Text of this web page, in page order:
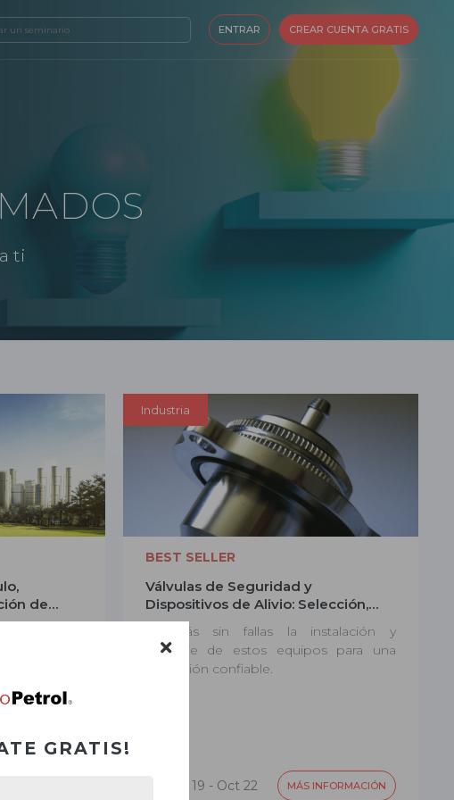
ENTRAR CREAR CUENTA GRATIS
ti
de
Industria
BEST SELLER
Válvulas de Seguridad y
Dispositivos de Alivio: Selección,
Montaje y Mantenimiento
Lograrás sin fallas la instalación y
montaje de estos equipos para una
operación confiable.
Oct 19 - Oct 22 MÁS INFORMACIÓN
GRATIS!